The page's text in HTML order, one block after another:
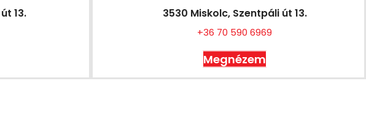
13. 3530 Miskolc, Szentpáli út 13.
+36 70 590 6969
Megnézem